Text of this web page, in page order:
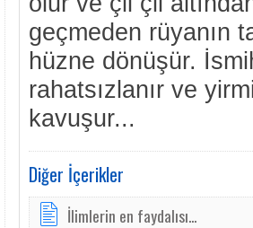
geçmeden rüyanın
hüzne dönüşür.
rahatsızlanır ve
kavuşur...
Diğer İçerikler
İlimlerin en faydalısı...